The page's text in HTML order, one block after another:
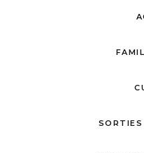
SORTIES